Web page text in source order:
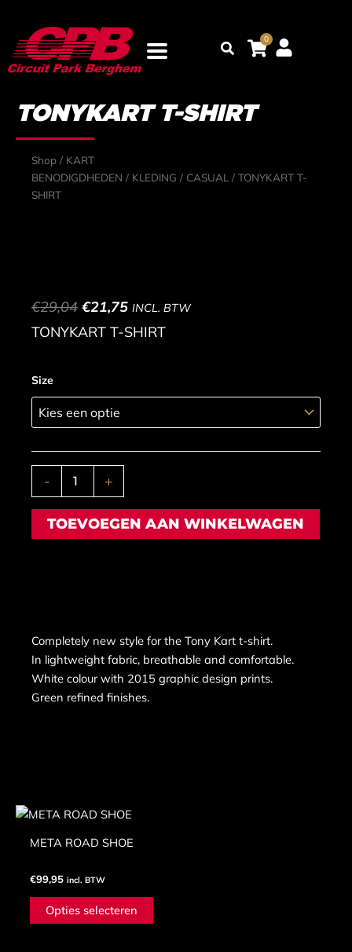
inhoud
Zoeken
0
TONYKART T-SHIRT
Shop / KART
BENODIGDHEDEN / KLEDING / CASUAL / TONYKART T-
SHIRT
€29,04 OORSPRONKELIJKE
PRIJS
€21,75HUIDIGE
PRIJS
INCL. BTW
TONYKART T-SHIRT
Size
-
TONYKART
SHIRT
aantal
+
TOEVOEGEN AAN WINKELWAGEN
Completely new style for the Tony Kart t-shirt.
In lightweight fabric, breathable and comfortable.
White colour with 2015 graphic design prints.
Green refined finishes.
META ROAD SHOE
€99,95 incl. BTW
Opties selecteren
optie